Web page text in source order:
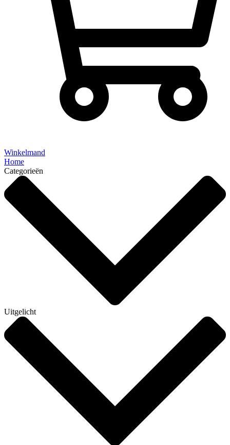
Winkelmand
Home
Categorieën
Uitgelicht